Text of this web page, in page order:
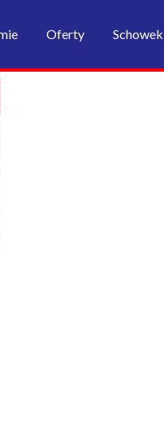
Oferty Schowek